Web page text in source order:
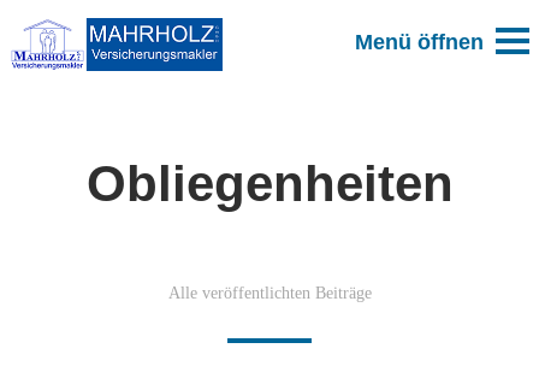
Obliegenheiten
Alle veröffentlichten Beiträge